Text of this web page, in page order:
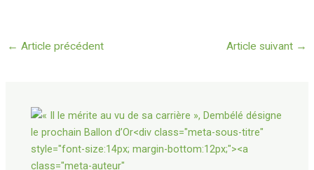
← Article précédent Article suivant →